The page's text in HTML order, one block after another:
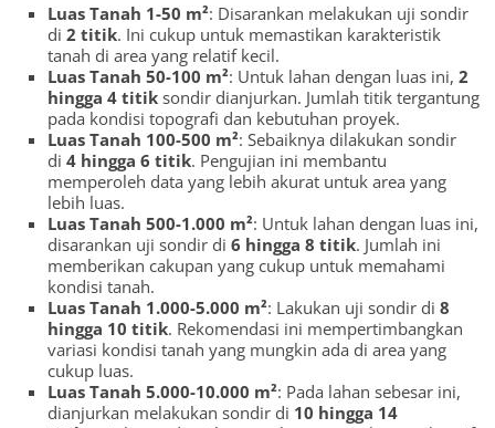
Luas Tanah 1-50 m²: Disarankan melakukan uji sondir
di2 titik. Ini cukup untuk memastikan karakteristik
tanah di area yang relatif kecil.
Luas Tanah 50-100 m²: Untuk lahan dengan luas ini,2
hingga 4 titik sondir dianjurkan. Jumlah titik tergantung
pada kondisi topografi dan kebutuhan proyek.
Luas Tanah 100-500 m²: Sebaiknya dilakukan sondir
di4 hingga 6 titik. Pengujian ini membantu
memperoleh data yang lebih akurat untuk area yang
lebih luas.
Luas Tanah 500-1.000 m²: Untuk lahan dengan luas ini,
disarankan uji sondir di6 hingga 8 titik. Jumlah ini
memberikan cakupan yang cukup untuk memahami
kondisi tanah.
Luas Tanah 1.000-5.000 m²: Lakukan uji sondir di8
hingga 10 titik. Rekomendasi ini mempertimbangkan
variasi kondisi tanah yang mungkin ada di area yang
cukup luas.
Luas Tanah 5.000-10.000 m²: Pada lahan sebesar ini,
dianjurkan melakukan sondir di 10 hingga 14